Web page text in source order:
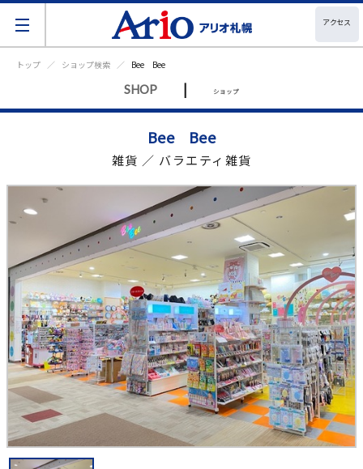
アクセス
トップ ショップ検索 Bee Bee
SHOP | ショップ
Bee Bee
雑貨 ／ バラエティ雑貨